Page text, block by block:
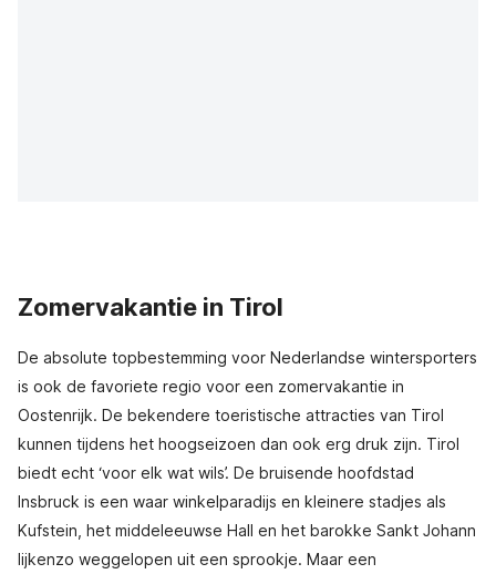
Zomervakantie in Tirol
De absolute topbestemming voor Nederlandse wintersporters
is ook de favoriete regio voor een zomervakantie in
Oostenrijk. De bekendere toeristische attracties van Tirol
kunnen tijdens het hoogseizoen dan ook erg druk zijn. Tirol
biedt echt ‘voor elk wat wils’. De bruisende hoofdstad
Insbruck is een waar winkelparadijs en kleinere stadjes als
Kufstein, het middeleeuwse Hall en het barokke Sankt Johann
lijkenzo weggelopen uit een sprookje. Maar een